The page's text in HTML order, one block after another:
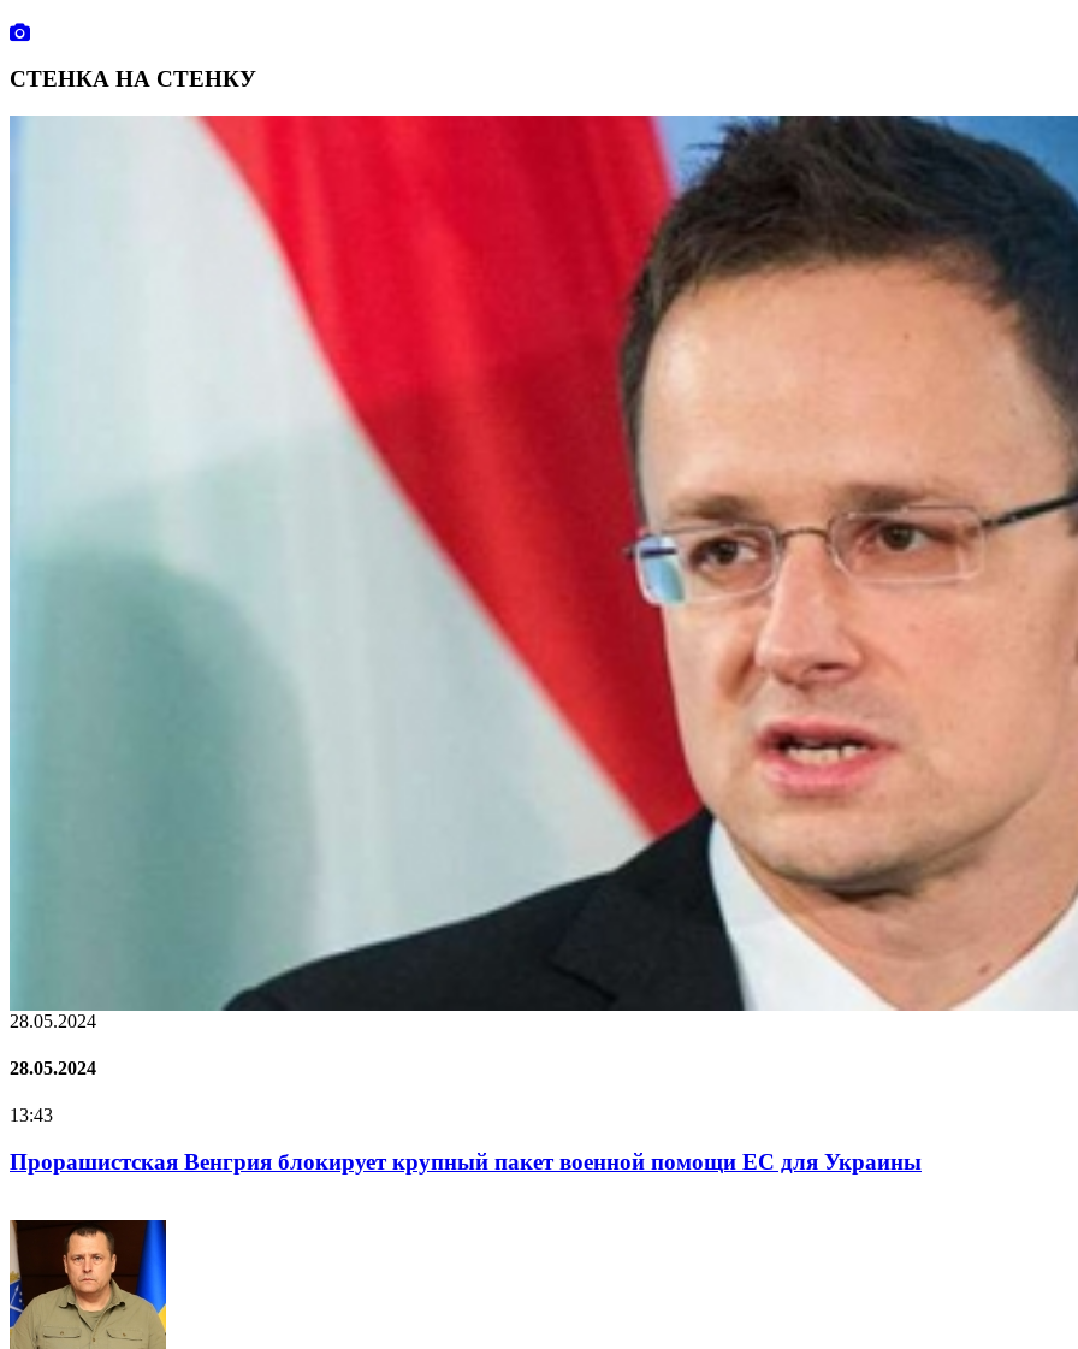
СТЕНКА НА СТЕНКУ
22.01.2024
22.01.2024
16:25
Нацполіція лякає громадян погіршенням криміногенної ситуації в разі мобілізації поліціянтів на